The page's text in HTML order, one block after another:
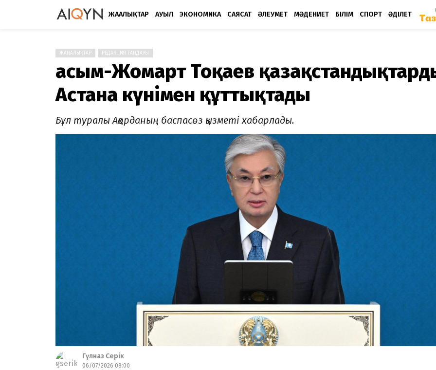
ЖАҢАЛЫҚТАР АУЫЛ ЭКОНОМИКА САЯСАТ ӘЛЕУМЕТ МӘДЕНИЕТ БІЛІМ СПОРТ ӘДІЛЕТ
ЖАҢАЛЫҚТАР РЕДАКЦИЯ ТАҢДАУЫ
Қасым-Жомарт Тоқаев
Астана күнімен құттықтады
Бұл туралы Ақорданың баспасөз қызметі хабарлады.
Гүлназ Серік
06/07/2026 08:00